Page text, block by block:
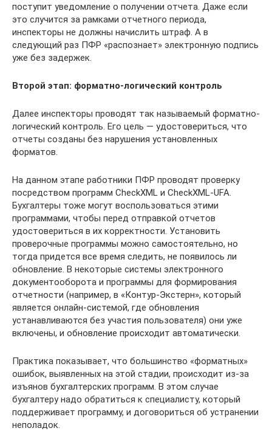
поступит уведомление о получении отчета. Даже если
это случится за рамками отчетного периода,
инспекторы не должны начислить штраф. А в
следующий раз ПФР «распознает» электронную подпись
уже без задержек.
Второй этап: форматно-логический контроль
Далее инспекторы проводят так называемый форматно-
логический контроль. Его цель — удостовериться, что
отчеты созданы без нарушения установленных
форматов.
На данном этапе работники ПФР проводят проверку
посредством программ CheckXML и CheckXML-UFA.
Бухгалтеры тоже могут воспользоваться этими
программами, чтобы перед отправкой отчетов
удостовериться в их корректности. Установить
проверочные программы можно самостоятельно, но
тогда придется все время следить, не появилось ли
обновление. В некоторые системы электронного
документооборота и программы для формирования
отчетности (например, в «Контур-Экстерн», который
является онлайн-системой, где обновления
устанавливаются без участия пользователя) они уже
включены, и обновление происходит автоматически.
Практика показывает, что большинство «форматных»
ошибок, выявленных на этой стадии, происходит из-за
изъянов бухгалтерских программ. В этом случае
бухгалтеру надо обратиться к специалисту, который
поддерживает программу, и договориться об устранении
неполадок.